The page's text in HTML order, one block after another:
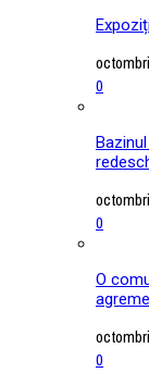
0
0
O
0